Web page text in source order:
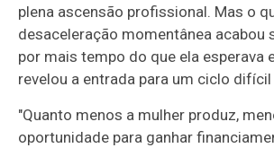
plena ascensão profissional. Mas o
desaceleração momentânea acabou
por mais tempo do que ela esperava
revelou a entrada para um ciclo
"Quanto menos a mulher produz,
oportunidade para ganhar